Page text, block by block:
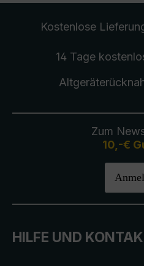
Kostenlose
14 Tage
Zum
10,-€
HILFE UND